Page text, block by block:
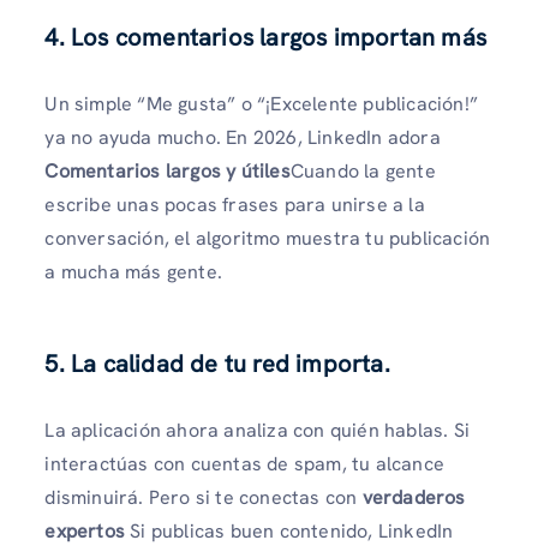
4. Los comentarios largos importan más
Un simple “Me gusta” o “¡Excelente publicación!”
ya no ayuda mucho. En 2026, LinkedIn adora
Comentarios largos y útilesCuando la gente
escribe unas pocas frases para unirse a la
conversación, el algoritmo muestra tu publicación
a mucha más gente.
5. La calidad de tu red importa.
La aplicación ahora analiza con quién hablas. Si
interactúas con cuentas de spam, tu alcance
disminuirá. Pero si te conectas con verdaderos
expertosSi publicas buen contenido, LinkedIn